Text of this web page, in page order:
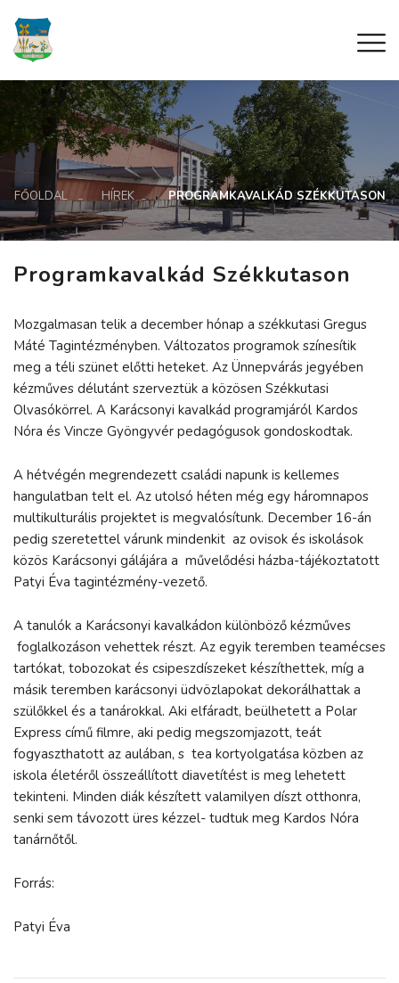
FŐOLDAL HÍREK PROGRAMKAVALKÁD SZÉKKUTASON
Programkavalkád Székkutason
Mozgalmasan telik a december hónap a székkutasi Gregus
Máté Tagintézményben. Változatos programok színesítik
meg a téli szünet előtti heteket. Az Ünnepvárás jegyében
kézműves délutánt szerveztük a közösen Székkutasi
Olvasókörrel. A Karácsonyi kavalkád programjáról Kardos
Nóra és Vincze Gyöngyvér pedagógusok gondoskodtak.
A hétvégén megrendezett családi napunk is kellemes
hangulatban telt el. Az utolsó héten még egy háromnapos
multikulturális projektet is megvalósítunk. December 16-án
pedig szeretettel várunk mindenkit az ovisok és iskolások
közös Karácsonyi gálájára a művelődési házba-tájékoztatott
Patyi Éva tagintézmény-vezető.
A tanulók a Karácsonyi kavalkádon különböző kézműves
foglalkozáson vehettek részt. Az egyik teremben teamécses
tartókat, tobozokat és csipeszdíszeket készíthettek, míg a
másik teremben karácsonyi üdvözlapokat dekorálhattak a
szülőkkel és a tanárokkal. Aki elfáradt, beülhetett a Polar
Express című filmre, aki pedig megszomjazott, teát
fogyaszthatott az aulában, s tea kortyolgatása közben az
iskola életéről összeállított diavetítést is meg lehetett
tekinteni. Minden diák készített valamilyen díszt otthonra,
senki sem távozott üres kézzel- tudtuk meg Kardos Nóra
tanárnőtől.
Forrás:
Patyi Éva